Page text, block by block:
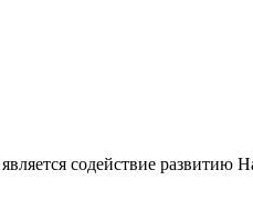
содействие